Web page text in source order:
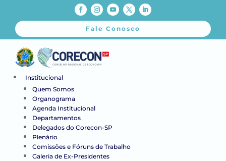
Fale Conosco
Institucional
Quem Somos
Organograma
Agenda Institucional
Departamentos
Delegados do Corecon-SP
Plenário
Comissões e Fóruns de Trabalho
Galeria de Ex-Presidentes